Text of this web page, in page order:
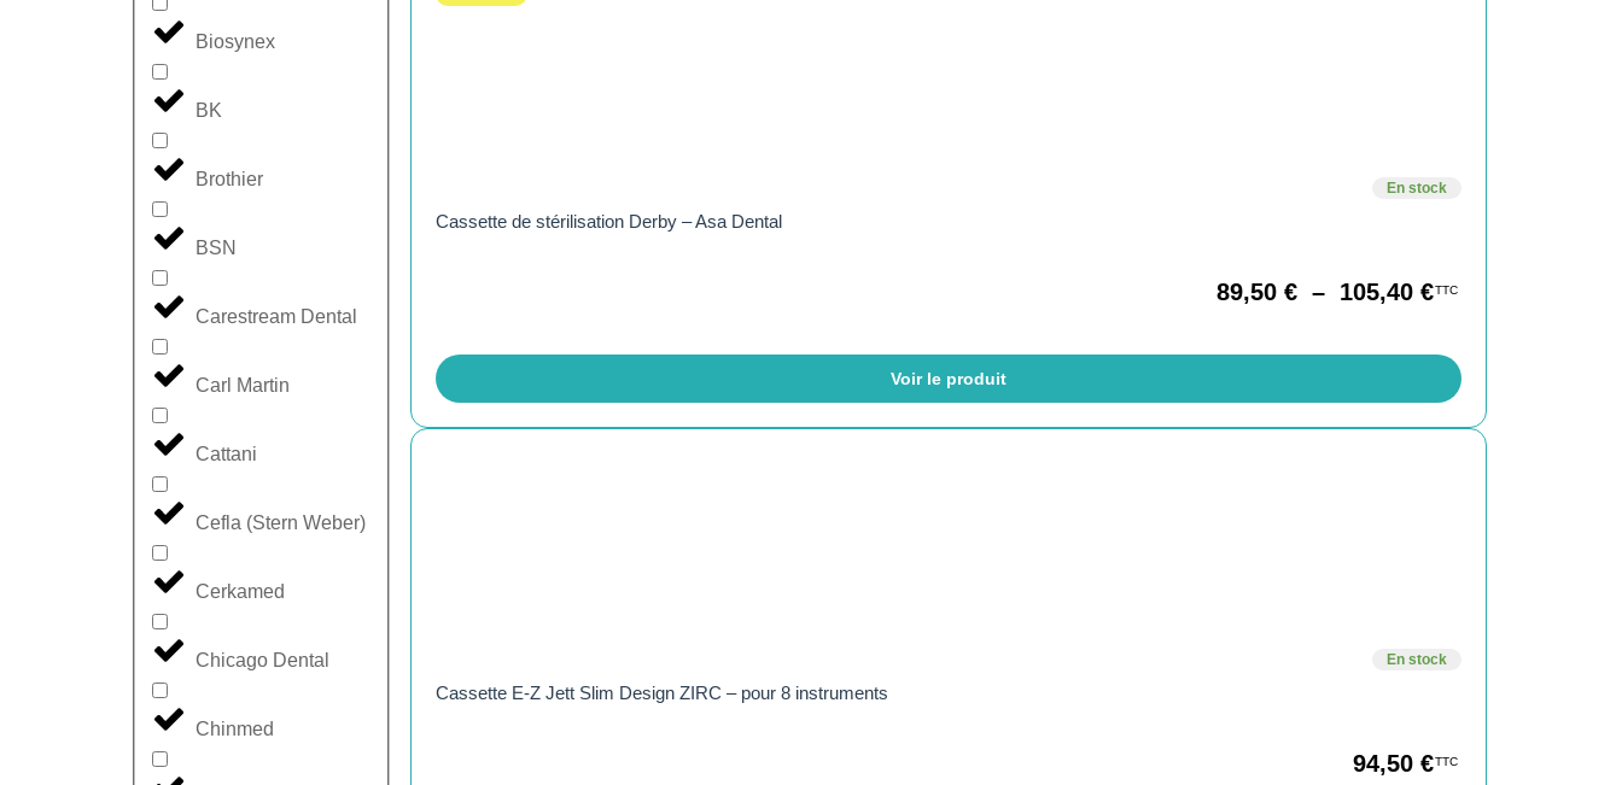
Biosynex
BK
Brothier
BSN
Carestream Dental
Carl Martin
Cattani
Cefla (Stern Weber)
Cerkamed
Chicago Dental
Chinmed
En stock
Cassette de stérilisation Derby – Asa Dental
89,50 € – 105,40 €TTC
Voir le produit
En stock
Cassette E-Z Jett Slim Design ZIRC – pour 8 instruments
94,50 €TTC